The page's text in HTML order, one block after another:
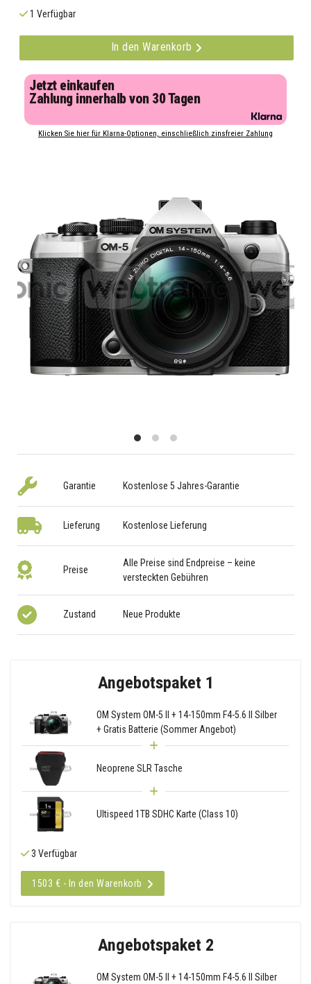
1 Verfügbar
In den Warenkorb
Jetzt einkaufen
Zahlung innerhalb von 30 Tagen
Klicken Sie hier für Klarna-Optionen, einschließlich zinsfreier Zahlung
Garantie Kostenlose 5 Jahres-Garantie
Lieferung Kostenlose Lieferung
Preise
Alle Preise sind Endpreise – keine
versteckten Gebühren
Zustand Neue Produkte
Angebotspaket 1
OM System OM-5 II + 14-150mm F4-5.6 II Silber
+ Gratis Batterie (Sommer Angebot)
Neoprene SLR Tasche
Ultispeed 1TB SDHC Karte (Class 10)
3 Verfügbar
1503 € - In den Warenkorb
Angebotspaket 2
OM System OM-5 II + 14-150mm F4-5.6 II Silber